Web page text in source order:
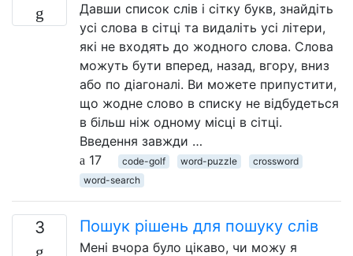
Давши список слів і сітку букв, знайдіть
усі слова в сітці та видаліть усі літери,
які не входять до жодного слова. Слова
можуть бути вперед, назад, вгору, вниз
або по діагоналі. Ви можете припустити,
що жодне слово в списку не відбудеться
в більш ніж одному місці в сітці.
Введення завжди …
17
code-golf word-puzzle
crossword
word-search
3 Пошук рішень для пошуку слів
Мені вчора було цікаво, чи можу я